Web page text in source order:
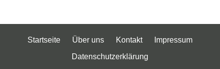
Startseite Über uns Kontakt
Impressum
Datenschutzerklärung